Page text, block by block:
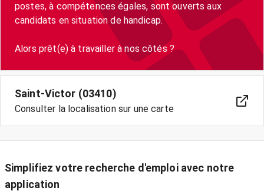
postes, à compétences égales, sont ouverts aux
candidats en situation de handicap.
Alors prêt(e) à travailler à nos côtés ?
Saint-Victor (03410)
Consulter la localisation sur une carte
Simplifiez votre recherche d'emploi avec notre
application